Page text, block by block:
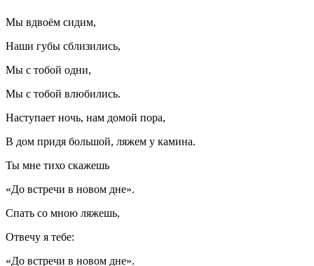
Мы вдвоём сидим,
Наши губы сблизились,
Мы с тобой одни,
Мы с тобой влюбились.
Наступает ночь, нам домой пора,
В дом придя большой, ляжем у камина.
Ты мне тихо скажешь
«До встречи в новом дне».
Спать со мною ляжешь,
Отвечу я тебе:
«До встречи в новом дне».